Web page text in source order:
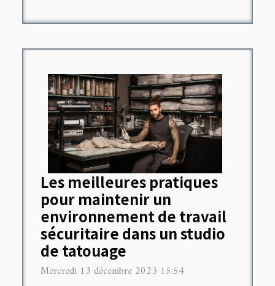
Les meilleures pratiques
pour maintenir un
environnement de travail
sécuritaire dans un studio
de tatouage
Mercredi 13 décembre 2023 15:54